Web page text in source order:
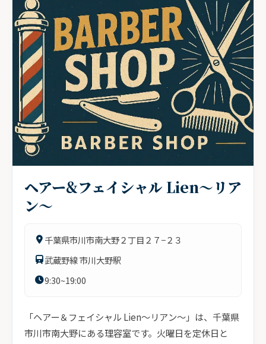
ヘアー&フェイシャル Lien～リア
ン～
千葉県市川市南大野２丁目２７−２３
武蔵野線 市川大野駅
9:30~19:00
「ヘアー＆フェイシャル Lien～リアン～」は、千葉県
市川市南大野にある理容室です。火曜日を定休日と